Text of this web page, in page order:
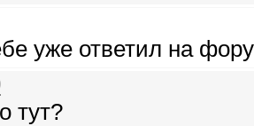
уже ответил на
тут?